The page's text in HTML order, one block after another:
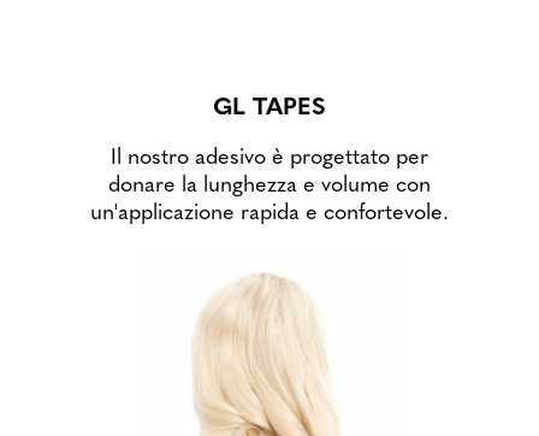
GL TAPES
Il nostro adesivo è progettato per
donare la lunghezza e volume con
un'applicazione rapida e confortevole.